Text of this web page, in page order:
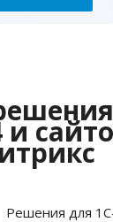
и
Решения для